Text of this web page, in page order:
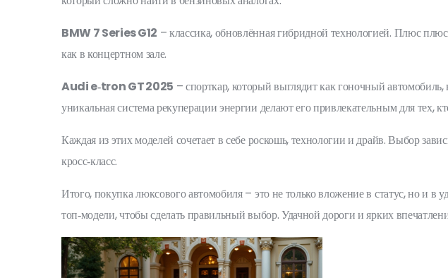
BMW 7 Series G12 – классика, обновлённая гибридной технологией. Плюс
как в концертном зале.
Audi e‑tron GT 2025 – спорткар, который выглядит как гоночный
уникальная система рекуперации энергии делают его привлекательным для тех,
Каждая из этих моделей сочетает в себе роскошь, технологии и драйв. Выбор
кросс‑класс.
Итого, покупка люксового автомобиля – это не только вложение в статус, но и
топ‑модели, чтобы сделать правильный выбор. Удачной дороги и ярких